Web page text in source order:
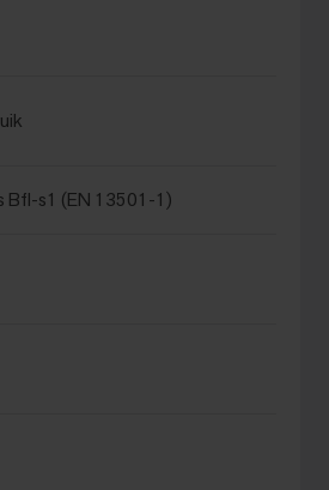
Bfl-s1 (EN 13501-1)